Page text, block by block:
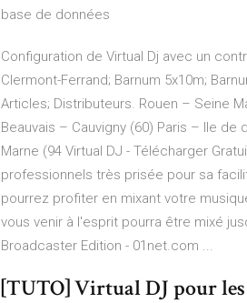
base de données
Configuration de Virtual Dj avec un
Clermont-Ferrand; Barnum 5x10m;
Articles; Distributeurs. Rouen – Seine
Beauvais – Cauvigny (60) Paris – Ile de
Marne (94 Virtual DJ - Télécharger
professionnels très prisée pour sa
pourrez profiter en mixant votre
vous venir à l'esprit pourra être mixé
Broadcaster Edition - 01net.com ...
[TUTO] Virtual DJ pour